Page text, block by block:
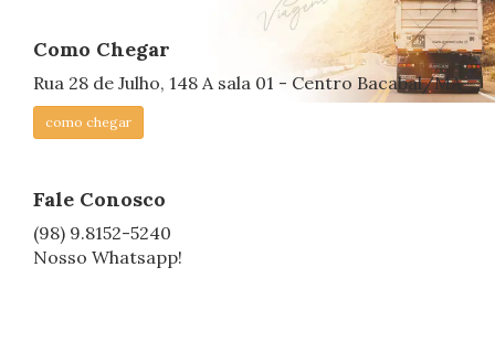
Como Chegar
Rua 28 de Julho, 148 A sala 01 - Centro Bacabal/MA
como chegar
Fale Conosco
(98) 9.8152-5240
Nosso Whatsapp!